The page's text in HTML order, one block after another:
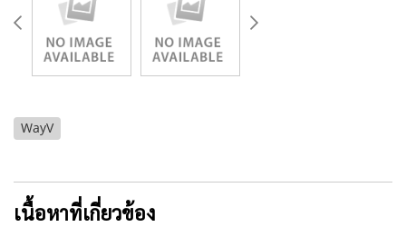
WayV
เนื้อหาที่เกี่ยวข้อง